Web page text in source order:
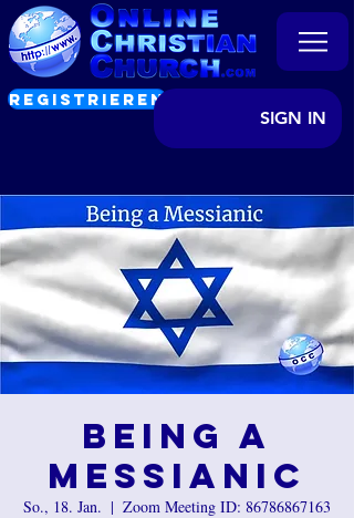
REGISTRIEREN
SIGN IN
Being a
Messianic
So., 18. Jan.
  |
Zoom Meeting ID: 86786867163